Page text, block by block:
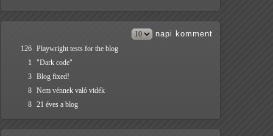
napi komment
126 Playwright tests for the blog
1
"Dark code"
3 Blog fixed!
8 Nem vénnek való vidék
8 21 éves a blog